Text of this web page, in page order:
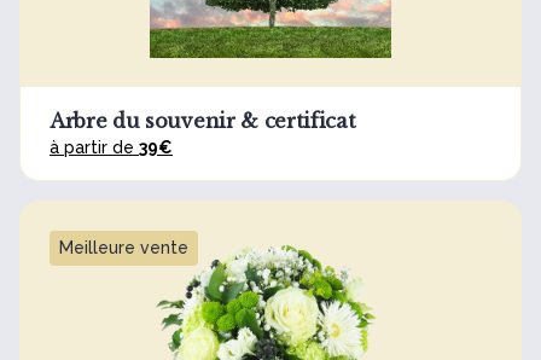
Arbre du souvenir & certificat
à partir de 39€
Meilleure vente